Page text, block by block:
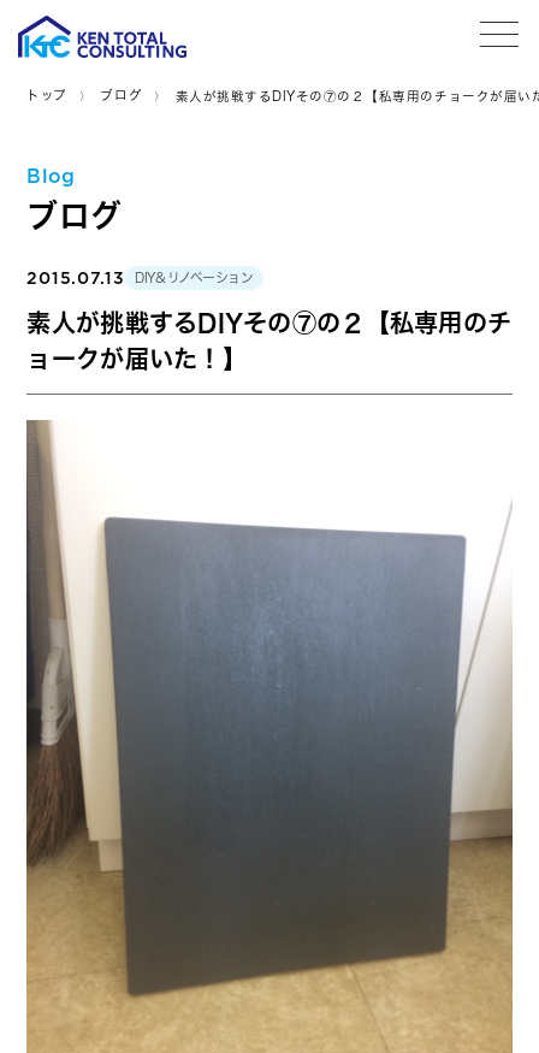
トップ ブログ 素人が挑戦するDIYその⑦の２【私専用のチョークが届い
Blog
ブログ
2015.07.13 DIY＆リノベーション
素人が挑戦するDIYその⑦の２【私専用のチ
ョークが届いた！】